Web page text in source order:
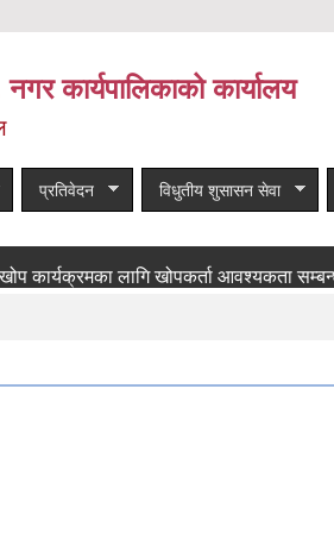
कार्यपालिकाको कार्यालय
प्रतिवेदन विधुतीय शुसासन सेवा
लागि खोपकर्ता आवश्यकता सम्बन्धी सूचना!